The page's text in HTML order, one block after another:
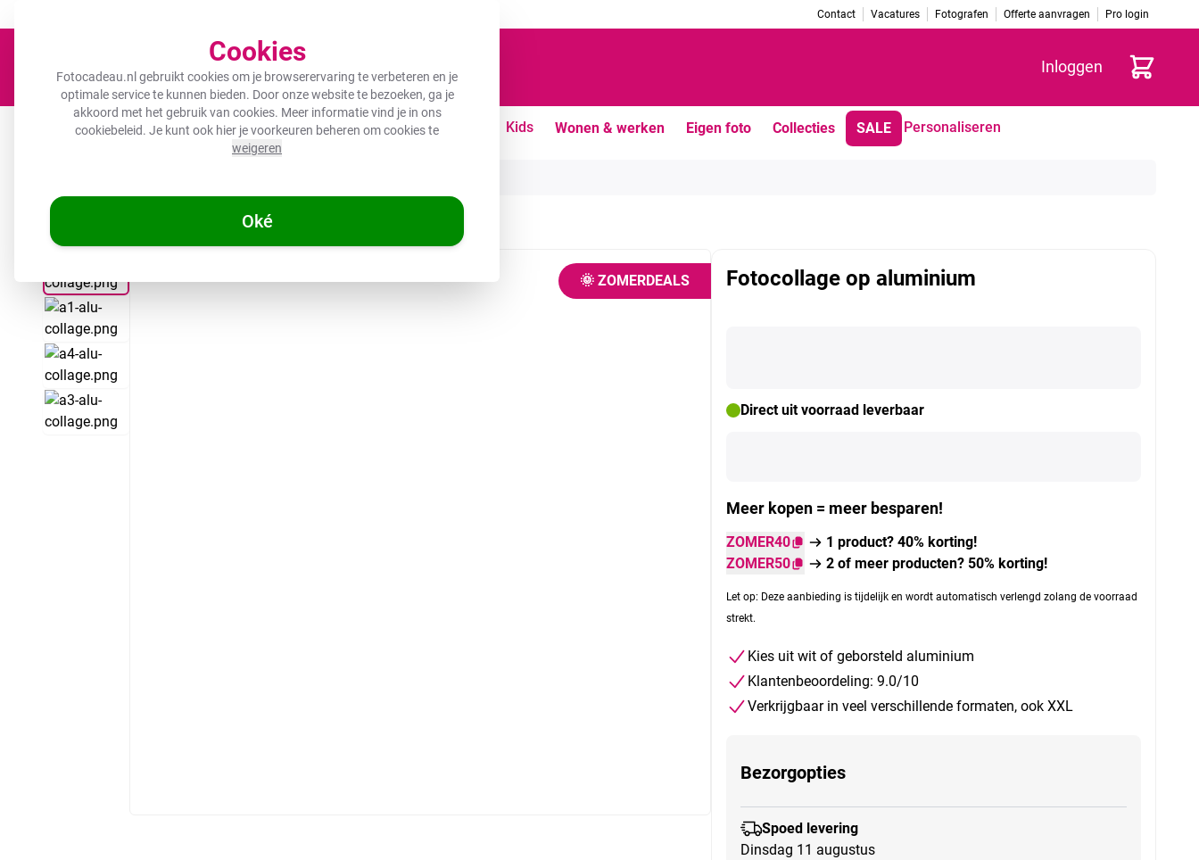
Cookies
Fotocadeau.nl gebruikt cookies om je browserervaring te verbeteren en je
optimale service te kunnen bieden. Door onze website te bezoeken, ga je
akkoord met het gebruik van cookies. Meer informatie vind je in ons
cookiebeleid. Je kunt ook hier je voorkeuren beheren om cookies te
weigeren
Oké
Contact Vacatures Fotografen Offerte aanvragen Pro login
Inloggen
Canvas Inductiebeschermer Wanddeco Keuken Buiten Kids Wonen & werken Eigen foto Collecties SALE Personaliseren
Fotocollage op aluminium
🌞 ZOMERDEALS Fotocollage op aluminium
Direct uit voorraad leverbaar
Meer kopen = meer besparen!
ZOMER40
1 product? 40% korting!
ZOMER50
2 of meer producten? 50% korting!
Let op: Deze aanbieding is tijdelijk en wordt automatisch verlengd zolang de voorraad
strekt.
Kies uit wit of geborsteld aluminium
Klantenbeoordeling: 9.0/10
Verkrijgbaar in veel verschillende formaten, ook XXL
Bezorgopties
Spoed levering
Dinsdag 11 augustus